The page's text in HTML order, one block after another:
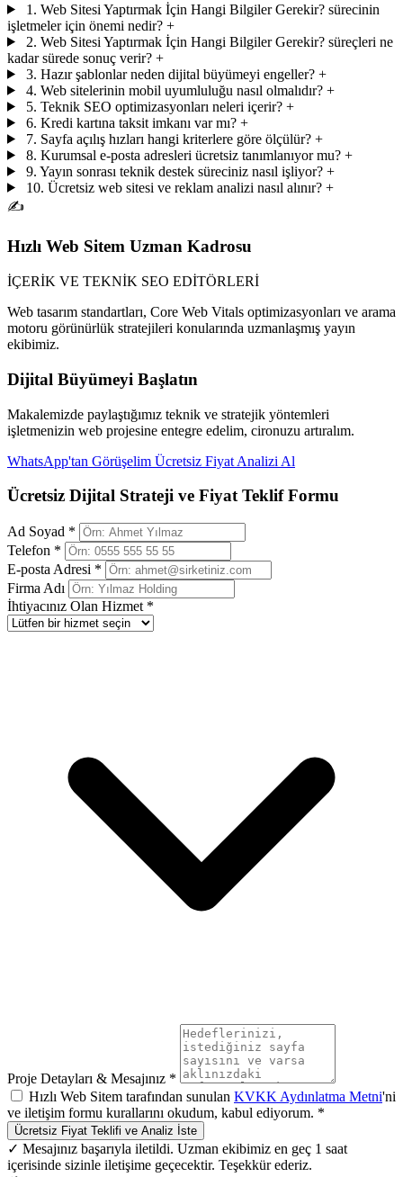
1. Web Sitesi Yaptırmak İçin Hangi Bilgiler Gerekir? sürecinin
işletmeler için önemi nedir? +
2. Web Sitesi Yaptırmak İçin Hangi Bilgiler Gerekir? süreçleri ne
kadar sürede sonuç verir? +
3. Hazır şablonlar neden dijital büyümeyi engeller? +
4. Web sitelerinin mobil uyumluluğu nasıl olmalıdır? +
5. Teknik SEO optimizasyonları neleri içerir? +
6. Kredi kartına taksit imkanı var mı? +
7. Sayfa açılış hızları hangi kriterlere göre ölçülür? +
8. Kurumsal e-posta adresleri ücretsiz tanımlanıyor mu? +
9. Yayın sonrası teknik destek süreciniz nasıl işliyor? +
10. Ücretsiz web sitesi ve reklam analizi nasıl alınır? +
✍️
Hızlı Web Sitem Uzman Kadrosu
İÇERİK VE TEKNİK SEO EDİTÖRLERİ
Web tasarım standartları, Core Web Vitals optimizasyonları ve arama
motoru görünürlük stratejileri konularında uzmanlaşmış yayın
ekibimiz.
Dijital Büyümeyi Başlatın
Makalemizde paylaştığımız teknik ve stratejik yöntemleri
işletmenizin web projesine entegre edelim, cironuzu artıralım.
WhatsApp'tan Görüşelim Ücretsiz Fiyat Analizi Al
Ücretsiz Dijital Strateji ve Fiyat Teklif Formu
Ad Soyad *
Telefon *
E-posta Adresi *
Firma Adı
İhtiyacınız Olan Hizmet *
Proje Detayları & Mesajınız *
Hızlı Web Sitem tarafından sunulan KVKK Aydınlatma Metni'ni
ve iletişim formu kurallarını okudum, kabul ediyorum. *
Ücretsiz Fiyat Teklifi ve Analiz İste
✓ Mesajınız başarıyla iletildi. Uzman ekibimiz en geç 1 saat
içerisinde sizinle iletişime geçecektir. Teşekkür ederiz.